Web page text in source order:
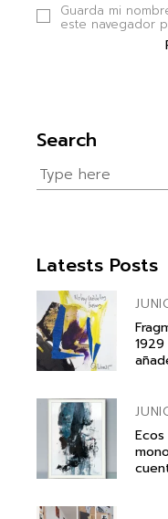
Guarda mi
este navegador
Search
Search
for:
Latests Posts